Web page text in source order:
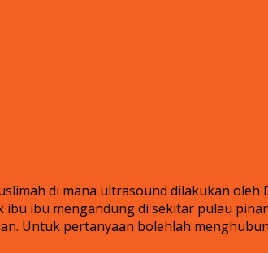
di mana ultrasound dilakukan
ibu mengandung di sekitar pulau
Untuk pertanyaan bolehlah